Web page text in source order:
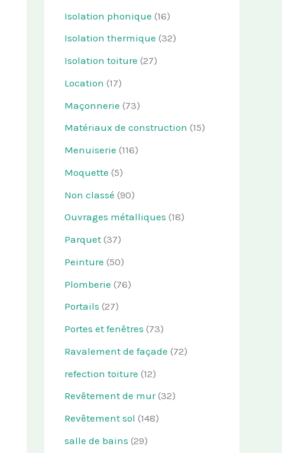
Isolation phonique (16)
Isolation thermique (32)
Isolation toiture (27)
Location (17)
Maçonnerie (73)
Matériaux de construction (15)
Menuiserie (116)
Moquette (5)
Non classé (90)
Ouvrages métalliques (18)
Parquet (37)
Peinture (50)
Plomberie (76)
Portails (27)
Portes et fenêtres (73)
Ravalement de façade (72)
refection toiture (12)
Revêtement de mur(32)
Revêtement sol (148)
salle de bains (29)